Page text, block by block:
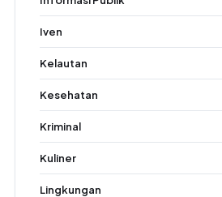
Iven
Kelautan
Kesehatan
Kriminal
Kuliner
Lingkungan